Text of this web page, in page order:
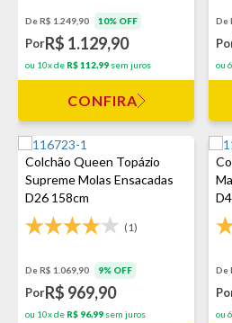
De R$ 1.249,90 10% OFF
PorR$ 1.129,90
ou 10x de R$ 112,99 sem juros
CONFIRA
De
ou
Colchão Queen Topázio
Supreme Molas Ensacadas
D26 158cm
(1)
De R$ 1.069,90 9% OFF
PorR$ 969,90
ou 10x de R$ 96,99 sem juros
Uni
De
ou